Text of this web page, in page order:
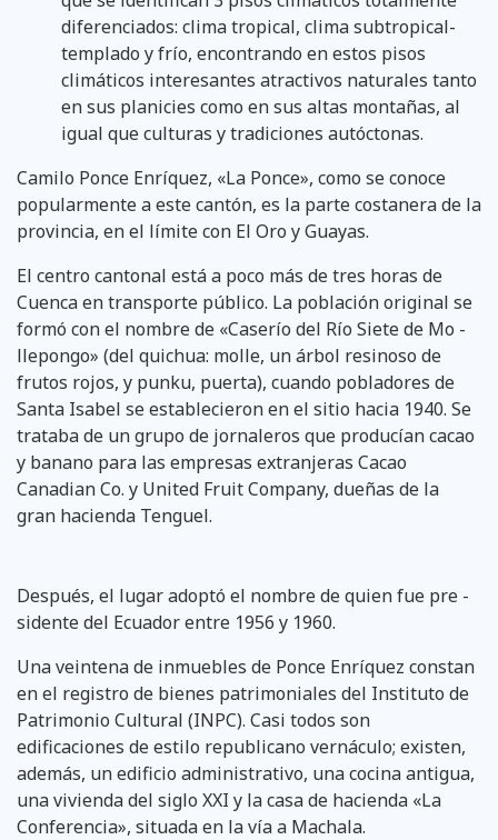
diferenciados: clima tropical, clima subtropical-
templado y frío, encontrando en estos pisos
climáticos interesantes atractivos naturales tanto
en sus planicies como en sus altas montañas, al
igual que culturas y tradiciones autóctonas.
Camilo Ponce Enríquez, «La Ponce», como se conoce
popularmente a este cantón, es la parte costanera de la
provincia, en el límite con El Oro y Guayas.
El centro cantonal está a poco más de tres horas de
Cuenca en transporte público. La población original se
formó con el nombre de «Caserío del Río Siete de Mo -
llepongo» (del quichua: molle, un árbol resinoso de
frutos rojos, y punku, puerta), cuando pobladores de
Santa Isabel se establecieron en el sitio hacia 1940. Se
trataba de un grupo de jornaleros que producían cacao
y banano para las empresas extranjeras Cacao
Canadian Co. y United Fruit Company, dueñas de la
gran hacienda Tenguel.
Después, el lugar adoptó el nombre de quien fue pre -
sidente del Ecuador entre 1956 y 1960.
Una veintena de inmuebles de Ponce Enríquez constan
en el registro de bienes patrimoniales del Instituto de
Patrimonio Cultural (INPC). Casi todos son
edificaciones de estilo republicano vernáculo; existen,
además, un edificio administrativo, una cocina antigua,
una vivienda del siglo XXI y la casa de hacienda «La
Conferencia», situada en la vía a Machala.